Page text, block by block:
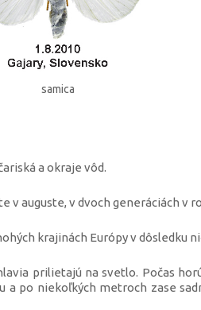
samica
a okraje vôd.
v auguste, v dvoch generáciách v
krajinách Európy v dôsledku
prilietajú na svetlo. Počas
a po niekoľkých metroch zase